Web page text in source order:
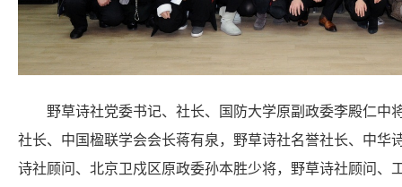
野草诗社党委书记、社长、国防大学原副政委李殿仁中
社长、中国楹联学会会长蒋有泉，野草诗社名誉社长、中华
诗社顾问、北京卫戍区原政委孙本胜少将，野草诗社顾问、